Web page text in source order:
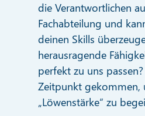
die Verantwortlichen
Fachabteilung und
deinen Skills
herausragende
perfekt zu uns
Zeitpunkt gekommen,
„Löwenstärke“ zu